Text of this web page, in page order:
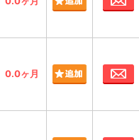
0.0ヶ月